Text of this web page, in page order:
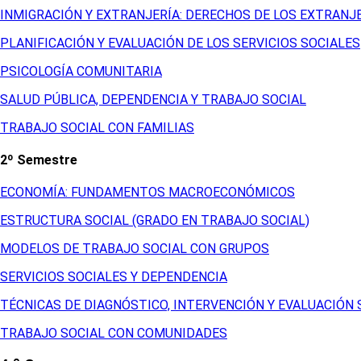
INMIGRACIÓN Y EXTRANJERÍA: DERECHOS DE LOS
PLANIFICACIÓN Y EVALUACIÓN DE LOS SERVICIOS SOCIALES
PSICOLOGÍA COMUNITARIA
SALUD PÚBLICA, DEPENDENCIA Y TRABAJO SOCIAL
TRABAJO SOCIAL CON FAMILIAS
2º Semestre
ECONOMÍA: FUNDAMENTOS MACROECONÓMICOS
ESTRUCTURA SOCIAL (GRADO EN TRABAJO SOCIAL)
MODELOS DE TRABAJO SOCIAL CON GRUPOS
SERVICIOS SOCIALES Y DEPENDENCIA
TÉCNICAS DE DIAGNÓSTICO, INTERVENCIÓN Y EVALUACIÓN
TRABAJO SOCIAL CON COMUNIDADES